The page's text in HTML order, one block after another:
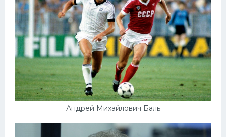
Андрей Михайлович Баль